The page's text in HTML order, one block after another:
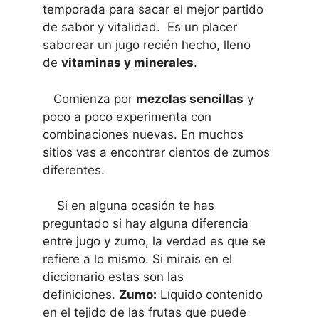
temporada para sacar el mejor partido
de sabor y vitalidad. Es un placer
saborear un jugo recién hecho, lleno
de vitaminas y minerales.
Comienza por mezclas sencillas y
poco a poco experimenta con
combinaciones nuevas. En muchos
sitios vas a encontrar cientos de zumos
diferentes.
Si en alguna ocasión te has
preguntado si hay alguna diferencia
entre jugo y zumo, la verdad es que se
refiere a lo mismo. Si mirais en el
diccionario estas son las
definiciones. Zumo: Líquido contenido
en el tejido de las frutas que puede